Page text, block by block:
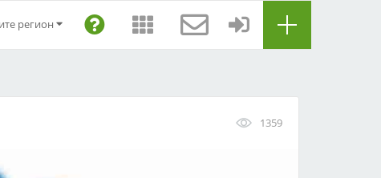
регион
1359